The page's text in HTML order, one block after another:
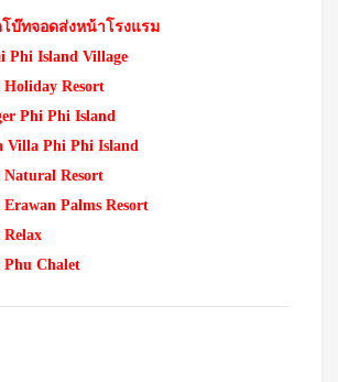
โบ๊ทจอดส่งหน้าโรงแรม
Phi Island Village
Resort
Phi Phi Island
Villa Phi Phi Island
Resort
Palms Resort
Chalet